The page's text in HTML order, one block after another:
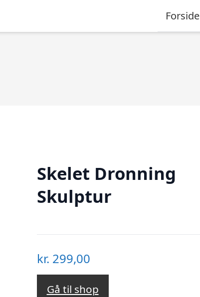
Forside
Skelet Dronning
Skulptur
kr. 299,00
Gå til shop